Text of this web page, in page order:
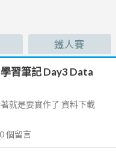
鐵人賽
習筆記 Day3 Data
就是要實作了 資料下載
0個留言